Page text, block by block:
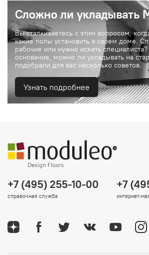
Сложно ли укладывать
Вы сталкиваетесь с этим вопросом,
какие полы установить в своем доме.
рабочие или нужно искать
основание, можно ли укладывать на
подобрали для вас несколько советов.
Узнать подробнее
+7 (495) 255-10-00
справочная служба
+7
интернет-